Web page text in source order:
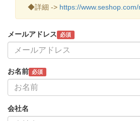
◆詳細 -> https://
メールアドレス 必須
お名前 必須
会社名